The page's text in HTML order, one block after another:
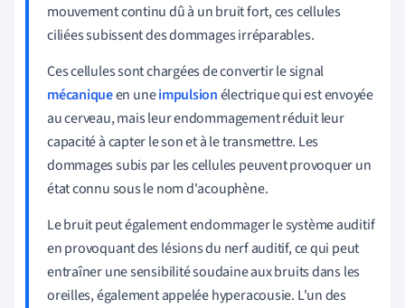
mouvement continu dû à un bruit fort, ces cellules
ciliées subissent des dommages irréparables.
Ces cellules sont chargées de convertir le signal
mécaniqueen uneimpulsionélectrique qui est envoyée
au cerveau, mais leur endommagement réduit leur
capacité à capter le son et à le transmettre. Les
dommages subis par les cellules peuvent provoquer un
état connu sous le nom d'acouphène.
Le bruit peut également endommager le système auditif
en provoquant des lésions du nerf auditif, ce qui peut
entraîner une sensibilité soudaine aux bruits dans les
oreilles, également appelée hyperacousie. L'un des